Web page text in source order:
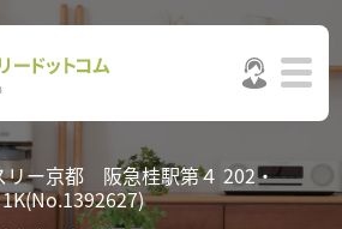
リー京都 阪急桂駅第４ 202・
1K(No.1392627)